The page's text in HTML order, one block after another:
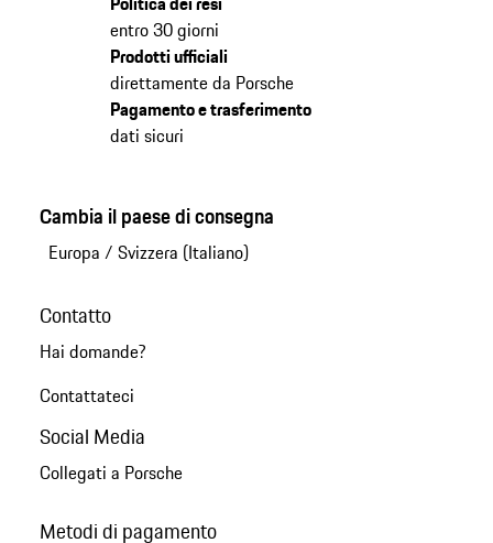
entro 30 giorni
Prodotti ufficiali
direttamente da Porsche
Pagamento e trasferimento
dati sicuri
Cambia il paese di consegna
Europa / Svizzera (Italiano)
Contatto
Hai domande?
Contattateci
Social Media
Collegati a Porsche
Metodi di pagamento